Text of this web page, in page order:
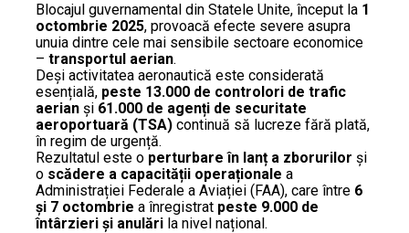
Blocajul guvernamental din Statele Unite, început la 1
octombrie 2025, provoacă efecte severe asupra
unuia dintre cele mai sensibile sectoare economice
– transportul aerian.
Deși activitatea aeronautică este considerată
esențială, peste 13.000 de controlori de trafic
aerian și 61.000 de agenți de securitate
aeroportuară (TSA) continuă să lucreze fără plată,
în regim de urgență.
Rezultatul este o perturbare în lanț a zborurilor și
o scădere a capacității operaționale a
Administrației Federale a Aviației (FAA), care între 6
și 7 octombrie a înregistrat peste 9.000 de
întârzieri și anulări la nivel național.